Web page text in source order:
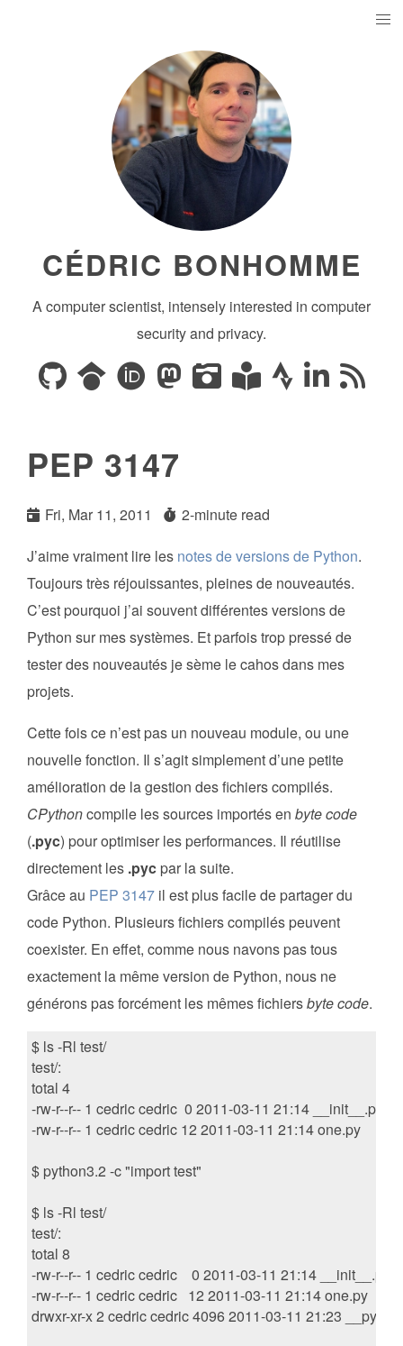
CÉDRIC BONHOMME
A computer scientist, intensely interested in computer
security and privacy.
PEP 3147
Fri, Mar 11, 2011
2-minute read
J’aime vraiment lire les notes de versions de Python.
Toujours très réjouissantes, pleines de nouveautés.
C’est pourquoi j’ai souvent différentes versions de
Python sur mes systèmes. Et parfois trop pressé de
tester des nouveautés je sème le cahos dans mes
projets.
Cette fois ce n’est pas un nouveau module, ou une
nouvelle fonction. Il s’agit simplement d’une petite
amélioration de la gestion des fichiers compilés.
CPythoncompile les sources importés en byte code
(.pyc) pour optimiser les performances. Il réutilise
directement les .pyc par la suite.
Grâce au PEP 3147 il est plus facile de partager du
code Python. Plusieurs fichiers compilés peuvent
coexister. En effet, comme nous navons pas tous
exactement la même version de Python, nous ne
générons pas forcément les mêmes fichiersbyte code.
$ ls -Rl test/
test/:
total 4
-rw-r--r-- 1 cedric cedric  0 2011-03-11 21:14 __init__.py
-rw-r--r-- 1 cedric cedric 12 2011-03-11 21:14 one.py
$ python3.2 -c "import test"
$ ls -Rl test/
test/:
total 8
-rw-r--r-- 1 cedric cedric    0 2011-03-11 21:14 __init__.py
-rw-r--r-- 1 cedric cedric   12 2011-03-11 21:14 one.py
drwxr-xr-x 2 cedric cedric 4096 2011-03-11 21:23